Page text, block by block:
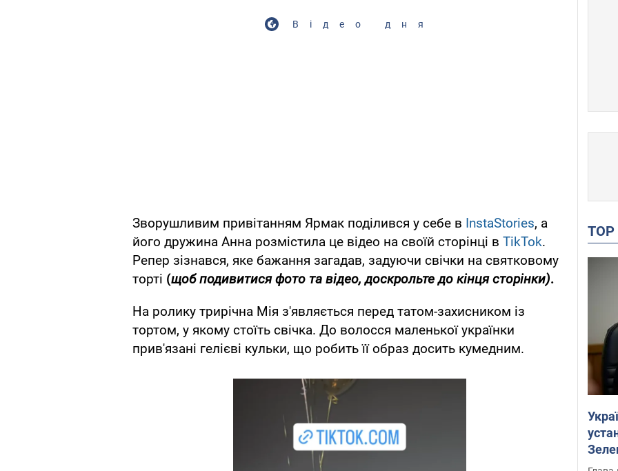
Відео дня
Зворушливим привітанням Ярмак поділився у себе в InstaStories, а
його дружина Анна розмістила це відео на своїй сторінці в TikTok.
Репер зізнався, яке бажання загадав, задуючи свічки на святковому
торті (щоб подивитися фото та відео, доскрольте до кінця сторінки).
На ролику трирічна Мія з'являється перед татом-захисником із
тортом, у якому стоїть свічка. До волосся маленької українки
прив'язані гелієві кульки, що робить її образ досить кумедним.